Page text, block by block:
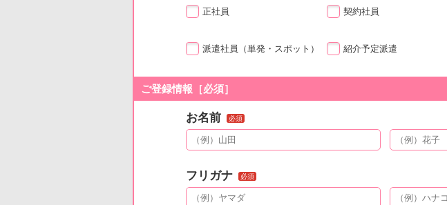
正社員 契約社員
派遣社員 （単発・スポット） 紹介予定派遣
ご登録情報［必須］
お名前 必須
フリガナ 必須